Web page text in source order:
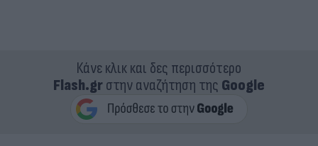
Κάνε κλικ και δες περισσότερο
Flash.grστην αναζήτηση της Google